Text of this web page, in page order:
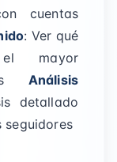
cuentas
: Ver qué
el mayor
Análisis
detallado
seguidores